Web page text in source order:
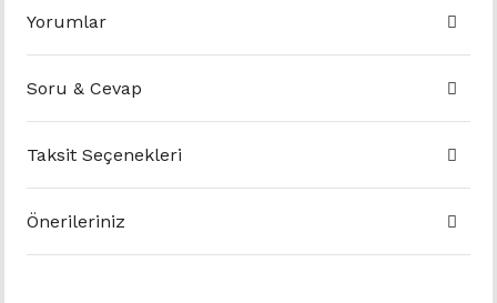
Yorumlar
Soru & Cevap
Taksit Seçenekleri
Önerileriniz